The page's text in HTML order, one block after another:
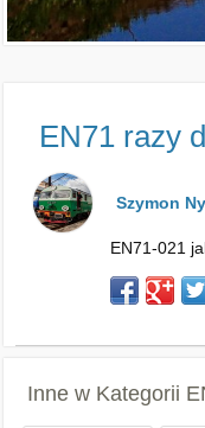
EN71 razy
Szymon
EN71-021
Inne w Kategorii